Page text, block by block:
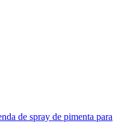
de spray de pimenta para